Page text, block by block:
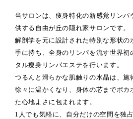
当サロンは、痩身特化の新感覚リンパ
供する自由が丘の隠れ家サロンです。
解剖学を元に設計された特別な形状の
手に持ち、全身のリンパを流す世界初
タル痩身リンパエステを行います。
つるんと滑らかな肌触りの水晶は、施
徐々に温かくなり、身体の芯までポカ
た心地よさに包まれます。
1人でも気軽に、自分だけの空間を独